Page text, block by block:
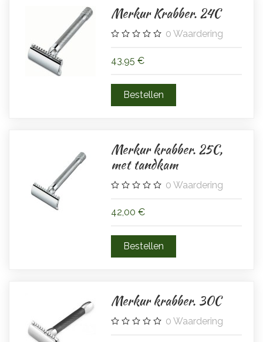
Merkur Krabber. 24C
0 Waardering
43,95 €
Merkur krabber. 25C,
met tandkam
0 Waardering
42,00 €
Merkur krabber. 30C
0 Waardering